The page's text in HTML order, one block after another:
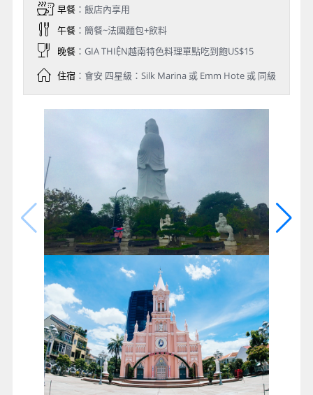
早餐：飯店內享用
午餐：簡餐~法國麵包+飲料
晚餐：GIA THIỆN越南特色料理單點吃到飽US$15
住宿：會安 四星級：Silk Marina 或 Emm Hote 或 同級